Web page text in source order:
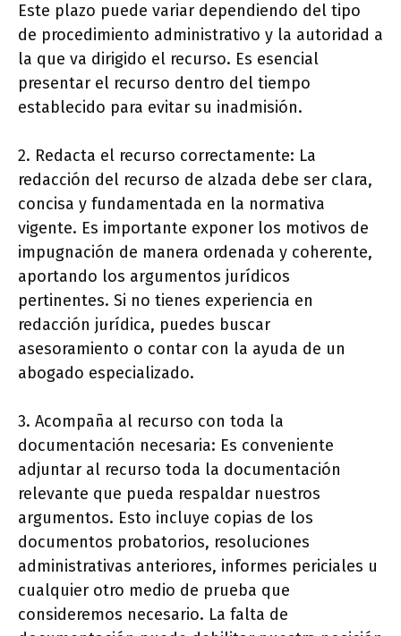
Este plazo puede variar dependiendo del tipo
de procedimiento administrativo y la autoridad a
la que va dirigido el recurso. Es esencial
presentar el recurso dentro del tiempo
establecido para evitar su inadmisión.
2. Redacta el recurso correctamente: La
redacción del recurso de alzada debe ser clara,
concisa y fundamentada en la normativa
vigente. Es importante exponer los motivos de
impugnación de manera ordenada y coherente,
aportando los argumentos jurídicos
pertinentes. Si no tienes experiencia en
redacción jurídica, puedes buscar
asesoramiento o contar con la ayuda de un
abogado especializado.
3. Acompaña al recurso con toda la
documentación necesaria: Es conveniente
adjuntar al recurso toda la documentación
relevante que pueda respaldar nuestros
argumentos. Esto incluye copias de los
documentos probatorios, resoluciones
administrativas anteriores, informes periciales u
cualquier otro medio de prueba que
consideremos necesario. La falta de